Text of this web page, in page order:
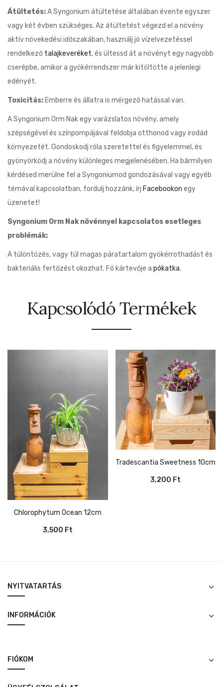
Átültetés:A Syngonium átültetése általában évente egyszer
vagy két évben szükséges. Az átültetést végezd el a növény
aktív növekedési időszakában, használj jó vízelvezetéssel
rendelkező talajkeveréket, és ültessd át a növényt egy nagyobb
cserépbe, amikor a gyökérrendszer már kitöltötte a jelenlegi
edényét.
Toxicitás: Emberre és állatra is mérgező hatással van.
A Syngonium Orm Nak egy varázslatos növény, amely
szépségével és színpompájával feldobja otthonod vagy irodád
környezetét. Gondoskodj róla szeretettel és figyelemmel, és
gyönyörködj a növény különleges megjelenésében. Ha bármilyen
kérdésed merülne fel a Syngoniumod gondozásával vagy egyéb
témával kapcsolatban, fordulj hozzánk, írj Facebookon egy
üzenetet!
Syngonium Orm Nak növénnyel kapcsolatos esetleges
problémák:
A túlöntözés, vagy túl magas páratartalom gyökérrothadást és
bakteriális fertőzést okozhat. Fő kártevője a pókatka.
Kapcsolódó Termékek
Chlorophytum Ocean 12cm
3,500 Ft
Tradescantia Sweetness 10cm
3,200 Ft
NYITVATARTÁS
INFORMÁCIÓK
FIÓKOM